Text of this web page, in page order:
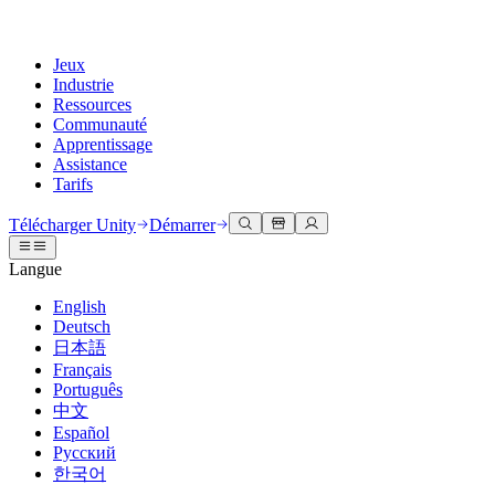
Jeux
Industrie
Ressources
Communauté
Apprentissage
Assistance
Tarifs
Moteur Unity
Créez des jeux 2D et 3D pour n'importe quelle plateforme
Collaboration
Collaborez et itérez rapidement avec votre équipe
Télécharger Unity
Offres et tarifs
Déployez
Multiplateforme
Collaboration 3D
Construisez et révisez des projets 3D en temps réel
Formation immersive
Entraînez-vous dans des environnements immersifs
Expériences client
Créez des expériences interactives 3D
Secteurs
Fabrication
Documentation
Outils de développement
Versions de publication et suivi des problèmes
Feuille de route
Examiner les fonctionnalités à venir
Glossaire
Discussions
Événements
Événements mondiaux et locaux
Histoires de la communauté
Made with Unity
Mise en avant des créateurs Unity
Unity Learn
Maîtrisez les compétences Unity gratuitement
Formation professionnelle
Améliorez votre équipe avec des formateurs Unity
Vous découvrez Unity ?
Démarrer
Démarrez votre apprentissage
Parcours essentiels Unity
Obtenir de l'aide
Vous aider à réussir avec Unity
Plans de succès
Atteignez vos objectifs plus rapidement avec un support expert
FAQ
Réponses aux questions courantes
Contactez-nous.
Connectez-vous avec notre équipe
Télécharger Unity Démarrer
Langue
English
Deutsch
日本語
Français
Português
中文
Español
Русский
한국어